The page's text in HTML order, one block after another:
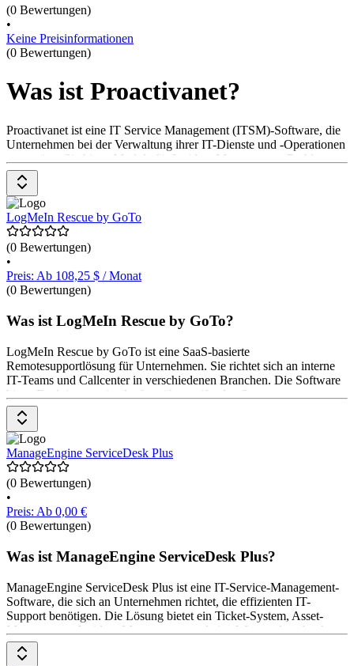
(0 Bewertungen)
•
Keine Preisinformationen
(0 Bewertungen)
Was ist Proactivanet?
Proactivanet ist eine IT Service Management (ITSM)-Software, die
Unternehmen bei der Verwaltung ihrer IT-Dienste und -Operationen
unterstützt. Sie bietet Module für Incident Management, Problem
Management, Change Management und Asset Management. Mit
Proactivanet können IT-Abteilungen ihre Servicebereitstellung
optimieren und die Zufriedenheit der Nutzer*innen verbessern. Die
Preise gibt es auf Anfrage beim Anbieter.
LogMeIn Rescue by GoTo
(0 Bewertungen)
•
Preis: Ab 108,25 $ / Monat
(0 Bewertungen)
Was ist LogMeIn Rescue by GoTo?
LogMeIn Rescue by GoTo ist eine SaaS-basierte
Remotesupportlösung für Unternehmen. Sie richtet sich an interne
IT-Teams und Callcenter in verschiedenen Branchen. Die Software
bietet Funktionen wie plattformübergreifenden Support,
Dateiübertragung, individuelle Anpassung und fortschrittliche
Sicherheitsmaßnahmen. Preise sind auf Anfrage erhältlich.
ManageEngine ServiceDesk Plus
(0 Bewertungen)
•
Preis: Ab 0,00 €
(0 Bewertungen)
Was ist ManageEngine ServiceDesk Plus?
ManageEngine ServiceDesk Plus ist eine IT-Service-Management-
Software, die sich an Unternehmen richtet, die effizienten IT-
Support benötigen. Die Lösung bietet ein Ticket-System, Asset-
Management, Incident-Management und eine Wissensdatenbank.
Die Preisgestaltung umfasst verschiedene Editionen, beginnend mit
der Standard-Edition.